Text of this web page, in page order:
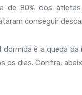
de 80% dos
conseguir
é a queda
os dias. Confira,